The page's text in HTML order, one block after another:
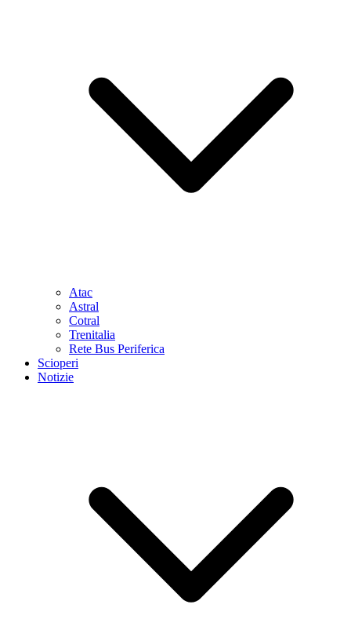
Atac
Astral
Cotral
Trenitalia
Rete Bus Periferica
Scioperi
Notizie